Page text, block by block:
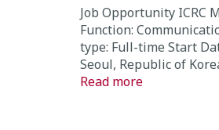
Job Opportunity ICRC
Function:
type: Full-time Start
Seoul, Republic of
Read more